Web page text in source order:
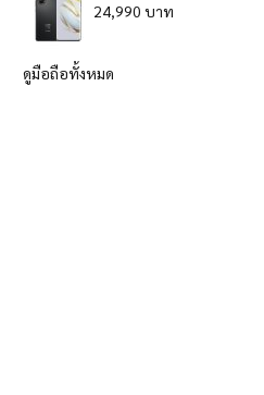
24,990 บาท
ดูมือถือทั้งหมด